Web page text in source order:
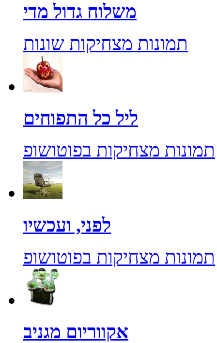
משלוח גדול מדי
תמונות מצחיקות שונות
ליל כל התפוחים
תמונות מצחיקות בפוטושופ
לפני, ועכשיו
תמונות מצחיקות בפוטושופ
אקווריום מגניב